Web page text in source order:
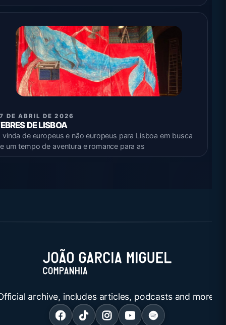
DE ABRIL DE 2026
DE LISBOA
vinda de europeus e não europeus para Lisboa em busca
um tempo de aventura e romance para as
archive, includes articles, podcasts and more.